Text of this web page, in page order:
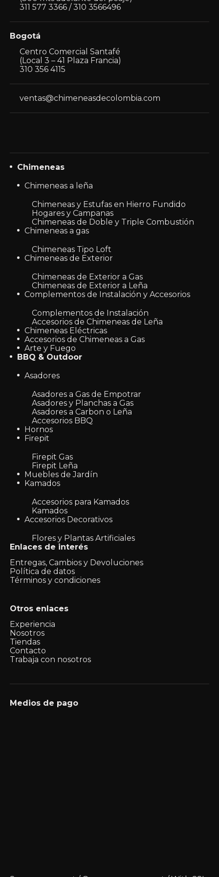
página
producto
311 577 3366 / 310 3566496
Bogotá
Centro Comercial Santafé
(Local 3 – 41 Plaza Francia)
310 356 4115
ventas@chimeneasdecolombia.com
Chimeneas
Chimeneas a leña
Chimeneas y Estufas en Hierro Fundido
Hogares y Campanas
Chimeneas de Doble y Triple Combustión
Chimeneas a gas
Chimeneas Tipo Loft
Chimeneas de Exterior
Chimeneas de Exterior a Gas
Chimeneas de Exterior a Leña
Complementos de Instalación y Accesorios
Complementos de Instalación
Accesorios de Chimeneas de Leña
Chimeneas Eléctricas
Accesorios de Chimeneas a Gas
Arte y Fuego
BBQ & Outdoor
Asadores
Asadores a Gas de Empotrar
Asadores y Planchas a Gas
Asadores a Carbon o Leña
Accesorios BBQ
Hornos
Firepit
Firepit Gas
Firepit Leña
Muebles de Jardín
Kamados
Accesorios para Kamados
Kamados
Accesorios Decorativos
Flores y Plantas Artificiales
Enlaces de interés
Entregas, Cambios y Devoluciones
Política de datos
Términos y condiciones
Otros enlaces
Experiencia
Nosotros
Tiendas
Contacto
Trabaja con nosotros
Medios de pago